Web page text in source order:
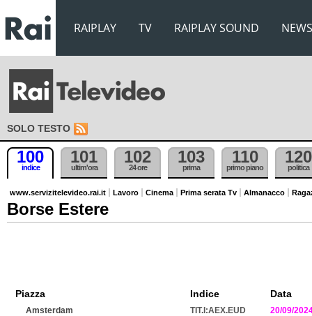
RAIPLAY TV RAIPLAY SOUND NEWS
SOLO TESTO
100
indice
101
ultim'ora
102
24 ore
103
prima
110
primo piano
120
politica
www.servizitelevideo.rai.it Lavoro Cinema Prima serata Tv Almanacco
Borse Estere
Piazza Indice Data
Amsterdam TIT.I:AEX.EUD
20/09/